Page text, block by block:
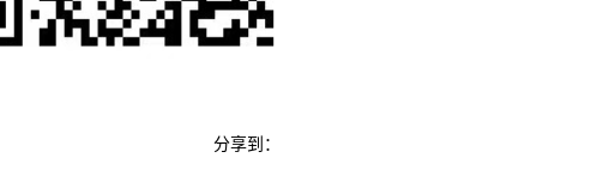
分享到：